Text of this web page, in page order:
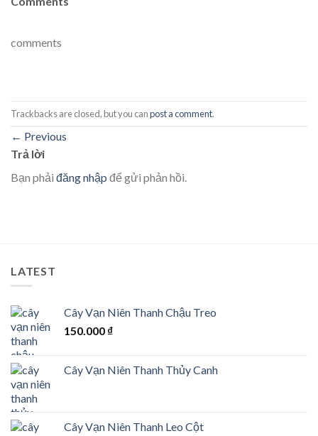
comments
Trackbacks are closed, but you canpost a comment.
← Previous
Trả lời
Bạn phải đăng nhập để gửi phản hồi.
LATEST
Cây Vạn Niên Thanh Chậu Treo
150.000 ₫
Cây Vạn Niên Thanh Thủy Canh
Cây Vạn Niên Thanh Leo Cột